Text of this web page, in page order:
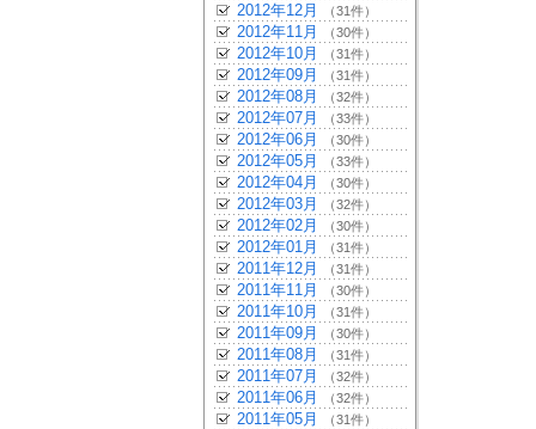
2012年12月 （31件）
2012年11月 （30件）
2012年10月 （31件）
2012年09月 （31件）
2012年08月 （32件）
2012年07月 （33件）
2012年06月 （30件）
2012年05月 （33件）
2012年04月 （30件）
2012年03月 （32件）
2012年02月 （30件）
2012年01月 （31件）
2011年12月 （31件）
2011年11月 （30件）
2011年10月 （31件）
2011年09月 （30件）
2011年08月 （31件）
2011年07月 （32件）
2011年06月 （32件）
2011年05月 （31件）